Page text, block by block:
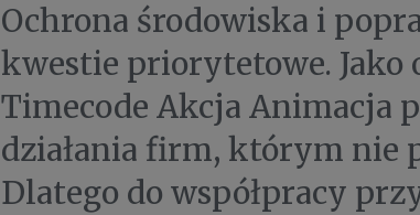
Ochrona środowiska i
kwestie priorytetowe.
Timecode Akcja Animacja
działania firm, którym nie
Dlatego do współpracy